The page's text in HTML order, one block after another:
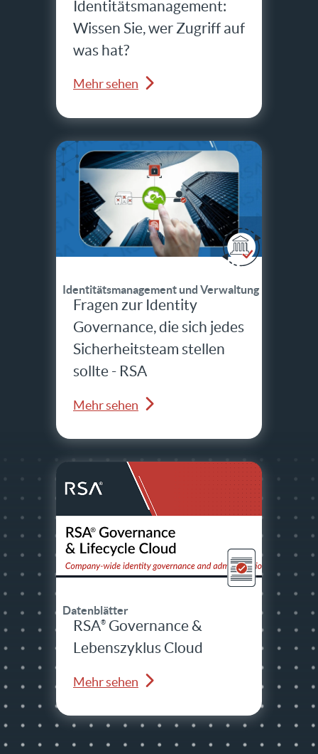
Identitätsmanagement:
Wissen Sie, wer Zugriff auf
was hat?
Mehr sehen
Identitätsmanagement und Verwaltung
Fragen zur Identity
Governance, die sich jedes
Sicherheitsteam stellen
sollte - RSA
Mehr sehen
Datenblätter
RSA Governance &
Lebenszyklus Cloud
Mehr sehen